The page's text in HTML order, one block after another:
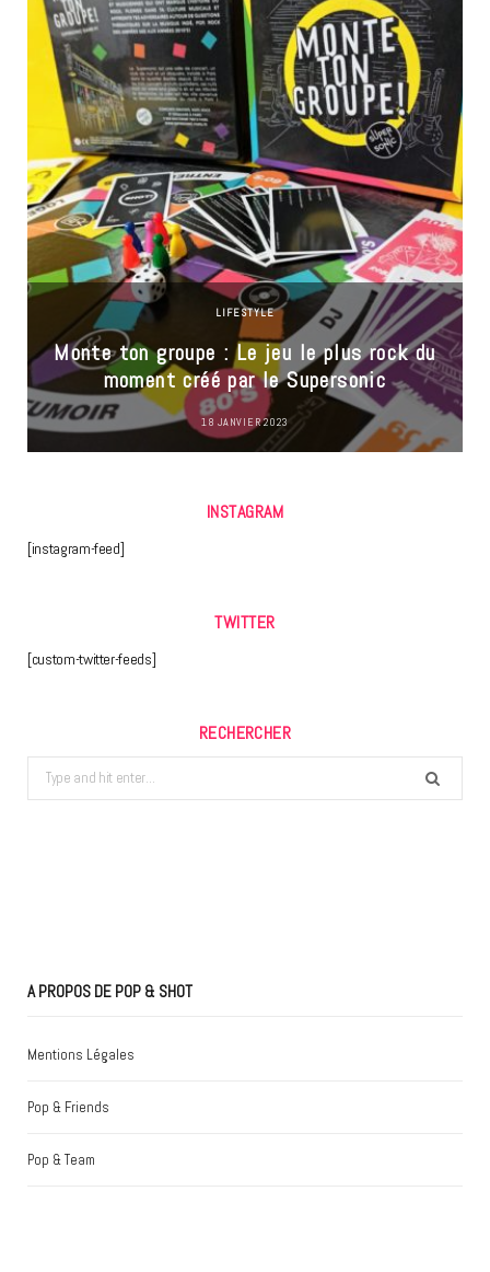
LIFESTYLE
Monte ton groupe : Le jeu le plus rock du
moment créé par le Supersonic
18 JANVIER 2023
INSTAGRAM
[instagram-feed]
TWITTER
[custom-twitter-feeds]
RECHERCHER
Search
for:
A PROPOS DE POP & SHOT
Mentions Légales
Pop & Friends
Pop & Team